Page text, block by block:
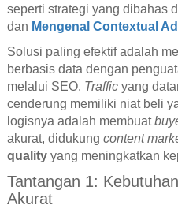
seperti strategi yang dibahas
dan Mengenal Contextual
Solusi paling efektif adalah
berbasis data dengan
melalui SEO. Trafficyang
cenderung memiliki niat beli
logisnya adalah membuat
akurat, didukung content
qualityyang meningkatkan
Tantangan 1: Kebutuhan
Akurat